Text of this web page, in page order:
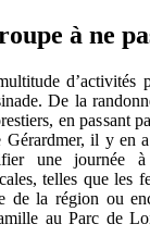
à ne
d’activités
De la
en passant
il y en
une journée
telles que les
de la région ou
au Parc de